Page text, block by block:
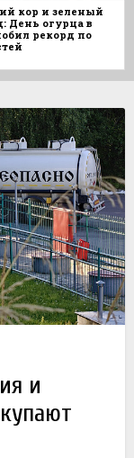
кор и зеленый
День огурца в
рекорд по
и